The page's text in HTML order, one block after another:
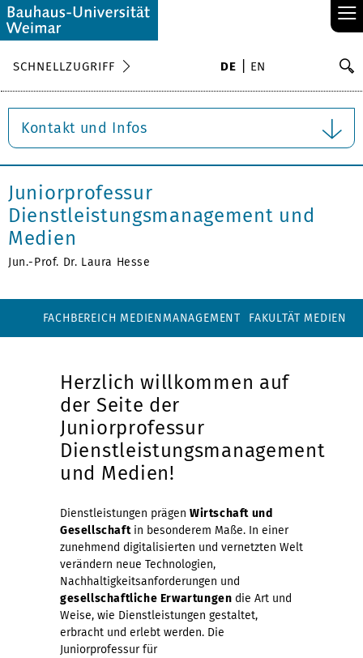
≡
SCHNELLZUGRIFF DE EN
Kontakt und Infos
Juniorprofessur
Dienstleistungsmanagement und
Medien
Jun.-Prof. Dr. Laura Hesse
FACHBEREICH MEDIENMANAGEMENT FAKULTÄT MEDIEN
Herzlich willkommen auf
der Seite der
Juniorprofessur
Dienstleistungsmanagement
und Medien!
Dienstleistungen prägen Wirtschaft und
Gesellschaft in besonderem Maße. In einer
zunehmend digitalisierten und vernetzten Welt
verändern neue Technologien,
Nachhaltigkeitsanforderungen und
gesellschaftliche Erwartungen die Art und
Weise, wie Dienstleistungen gestaltet,
erbracht und erlebt werden. Die
Juniorprofessur für